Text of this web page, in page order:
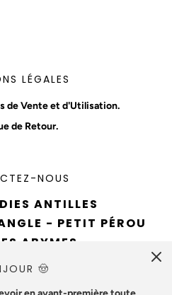
LÉGALES
de Vente et d'Utilisation.
de Retour.
NOUS
ANTILLES
- PETIT PÉROU
ABYMES
94 61 93
🤠